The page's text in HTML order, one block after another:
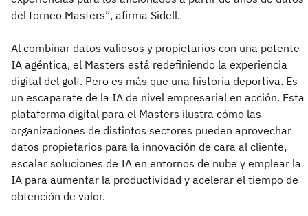
del torneo Masters”, afirma Sidell.
Al combinar datos valiosos y propietarios con una potente
IA agéntica, el Masters está redefiniendo la experiencia
digital del golf. Pero es más que una historia deportiva. Es
un escaparate de la IA de nivel empresarial en acción. Esta
plataforma digital para el Masters ilustra cómo las
organizaciones de distintos sectores pueden aprovechar
datos propietarios para la innovación de cara al cliente,
escalar soluciones de IA en entornos de nube y emplear la
IA para aumentar la productividad y acelerar el tiempo de
obtención de valor.